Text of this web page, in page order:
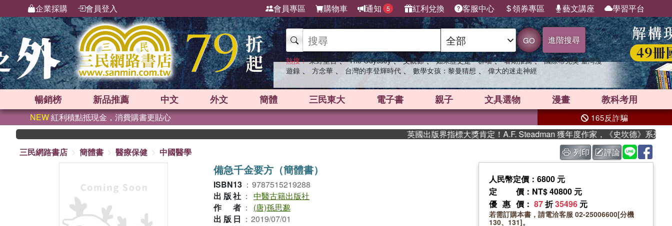
企業採購 會員登入 會員專區 購物車 通知 5 紅利兌換 客服中心 領券專區 藝文講座 學習平台
GO 進階搜尋
熱搜： 東野圭吾 、 The Odyssey 、 父親節 、 如果歷史是一群喵 、 暑期推薦 、 國際布克獎 臺灣漫
遊錄 、 方念華 、 台灣的李登輝時代 、 數學女孩：黎曼猜想 、 偉大的迷走神經
暢銷榜 新品推薦 中文 外文 簡體 三民東大 電子書 親子 文具選物 漫畫 教科考用
NEW紅利積點抵現金，消費購書更貼心 165反詐騙
英國出版界指標大獎肯定！A.F. Steadman 獲年度作家，《史坎德》系列帶你
三民網路書店
簡體書 醫療保健 中國醫學 列印 評論
備急千金要方（簡體書）
ISBN13 ： 9787515219288
出版社 ： 中醫古籍出版社
作者 ：
(唐)孫思邈
出版日 ： 2019/07/01
人民幣定價：6800 元
定價 ：NT$ 40800 元
優惠價 ： 87折35496 元
若需訂購本書，請電洽客服 02-25006600[分機
130、131]。